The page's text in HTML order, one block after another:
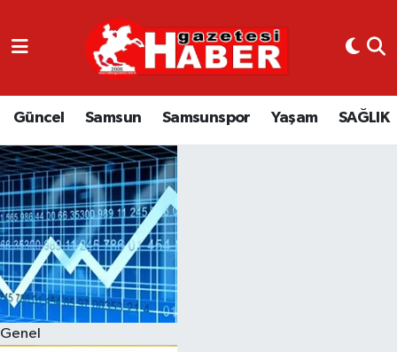
Güncel Samsun Samsunspor Yaşam SAĞLIK
Genel
GÜNCEL
SAMSUN
SAMSUNSPOR
EKONOMİ
YAŞAM